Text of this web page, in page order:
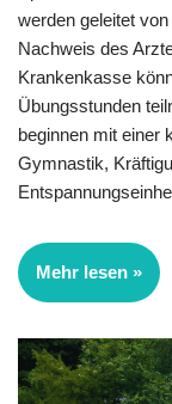
werden geleitet
Nachweis des
Krankenkasse
Übungsstunden
beginnen mit einer
Gymnastik,
Mehr lesen »